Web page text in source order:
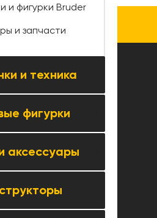
и фигурки Bruder
и запчасти
и техника
категории →
модели
и мотоциклы
треки и автосервисы
и спецтехника
фигурки
категории →
аксессуары
категории →